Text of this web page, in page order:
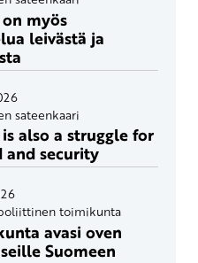
myös
leivästä ja
sateenkaari
also a struggle for
and security
toimikunta
avasi oven
Suomeen